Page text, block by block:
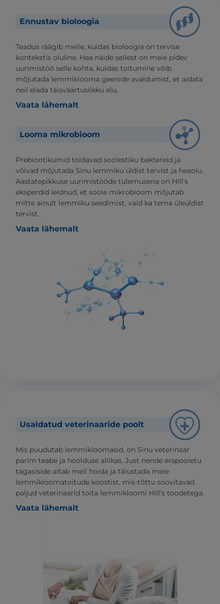
Ennustav bioloogia
Teadus räägib meile, kuidas bioloogia on tervise
kontekstis oluline. Hea näide sellest on meie pidev
uurimistöö selle kohta, kuidas toitumine võib
mõjutada lemmiklooma geenide avaldumist, et aidata
neil elada täisväärtuslikku elu.
Vaata lähemalt
Looma mikrobioom
Prebiootikumid toidavad soolestiku baktereid ja
võivad mõjutada Sinu lemmiku üldist tervist ja heaolu.
Aastatepikkuse uurimistööde tulemusena on Hill's
eksperdid leidnud, et soole mikrobioom mõjutab
mitte ainult lemmiku seedimist, vaid ka tema üleüldist
tervist.
Vaata lähemalt
Usaldatud veterinaaride poolt
Mis puudutab lemmikloomasid, on Sinu veterinaar
parim teabe ja hoolduse allikas. Just nende erapooletu
tagasiside aitab meil hoida ja täiustada meie
lemmikloomatoitude koostist, mis-tõttu soovitavad
paljud veterinaarid toita lemmikloomi Hill's toodetega.
Vaata lähemalt